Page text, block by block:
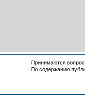
Принимаются
По содержанию